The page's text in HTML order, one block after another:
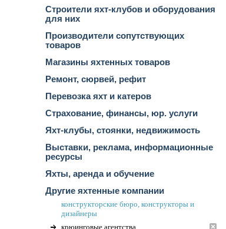
Строители яхт-клубов и оборудования
для них
Производители сопутствующих
товаров
Магазины яхтенных товаров
Ремонт, сюрвей, рефит
Перевозка яхт и катеров
Страхование, финансы, юр. услуги
Яхт-клубы, стоянки, недвижимость
Выставки, реклама, информационные
ресурсы
Яхты, аренда и обучение
Другие яхтенные компании
конструкторские бюро, конструкторы и
дизайнеры
крюинговые агентства